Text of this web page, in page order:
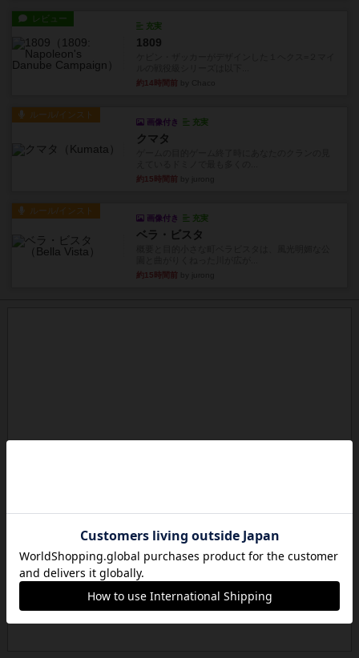
レビュー
充実
1809
約14時間前
ルール/インスト
画像付き 充実
クマタ
約15時間前
ルール/インスト
画像付き 充実
ベラ・ビスタ
約15時間前